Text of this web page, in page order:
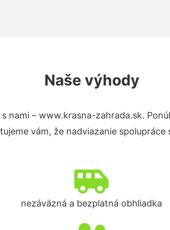
Naše výhody
nami – www.krasna-zahrada.sk.
vám, že nadviazanie
nezáväzná a bezplatná obhliadka